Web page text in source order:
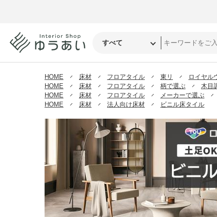
HOME 床材 フロアタイル 東リ
ロイヤル
HOME
床材 フロアタイル 柄で選ぶ
木目
HOME
床材 フロアタイル
メーカーで選ぶ
HOME
床材 法人向け床材 ビニル床タイル